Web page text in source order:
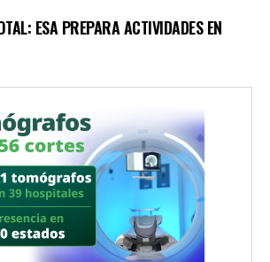
ESA PREPARA ACTIVIDADES EN